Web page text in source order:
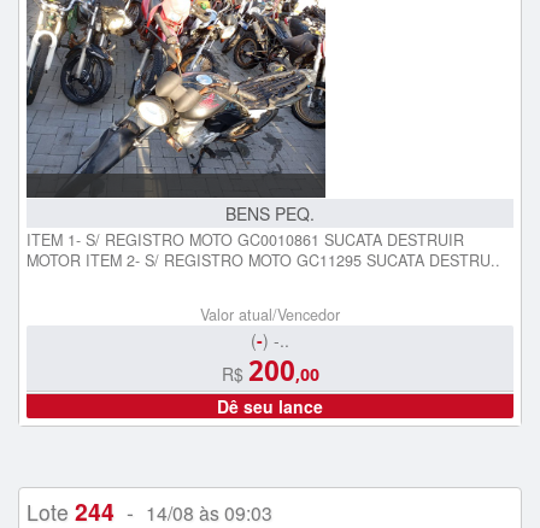
BENS PEQ.
ITEM 1- S/ REGISTRO MOTO GC0010861 SUCATA DESTRUIR
MOTOR ITEM 2- S/ REGISTRO MOTO GC11295 SUCATA DESTRU..
Valor atual/Vencedor
(-) -..
R$ 200,00
Dê seu lance
Lote 244 - 14/08 às 09:03